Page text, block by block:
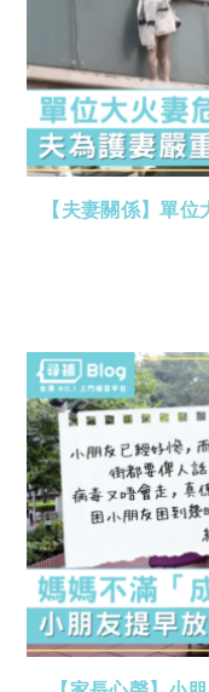
【夫妻關係】單